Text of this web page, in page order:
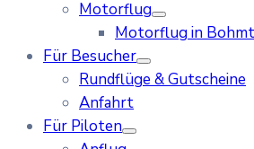
Motorflug
Motorflug in
Für Besucher
Rundflüge & Gutscheine
Anfahrt
Für Piloten